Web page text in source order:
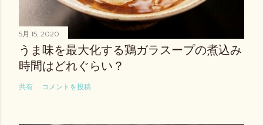
5月 15, 2020
うま味を最大化する鶏ガラスープの煮込み
時間はどれぐらい？
共有 コメントを投稿